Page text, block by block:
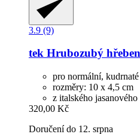
3.9 (9)
tek Hrubozubý hřeben
pro normální,
rozměry: 10 x 4,5 cm
z italského jasanového
320,00 Kč
Doručení do 12. srpna